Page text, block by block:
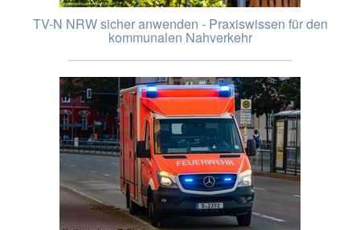
TV-N NRW sicher anwenden - Praxiswissen für den
kommunalen Nahverkehr